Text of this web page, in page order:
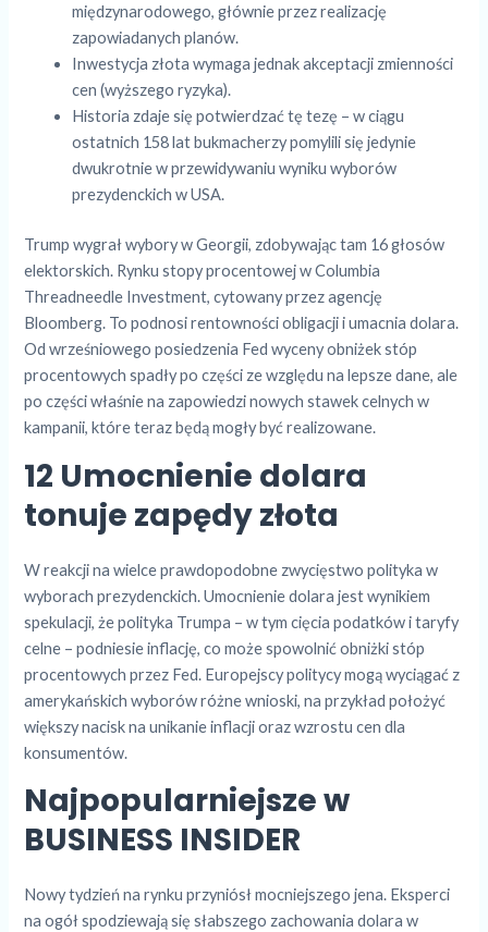
międzynarodowego, głównie przez realizację
zapowiadanych planów.
Inwestycja złota wymaga jednak akceptacji zmienności
cen (wyższego ryzyka).
Historia zdaje się potwierdzać tę tezę – w ciągu
ostatnich 158 lat bukmacherzy pomylili się jedynie
dwukrotnie w przewidywaniu wyniku wyborów
prezydenckich w USA.
Trump wygrał wybory w Georgii, zdobywając tam 16 głosów
elektorskich. Rynku stopy procentowej w Columbia
Threadneedle Investment, cytowany przez agencję
Bloomberg. To podnosi rentowności obligacji i umacnia dolara.
Od wrześniowego posiedzenia Fed wyceny obniżek stóp
procentowych spadły po części ze względu na lepsze dane, ale
po części właśnie na zapowiedzi nowych stawek celnych w
kampanii, które teraz będą mogły być realizowane.
12 Umocnienie dolara
tonuje zapędy złota
W reakcji na wielce prawdopodobne zwycięstwo polityka w
wyborach prezydenckich. Umocnienie dolara jest wynikiem
spekulacji, że polityka Trumpa – w tym cięcia podatków i taryfy
celne – podniesie inflację, co może spowolnić obniżki stóp
procentowych przez Fed. Europejscy politycy mogą wyciągać z
amerykańskich wyborów różne wnioski, na przykład położyć
większy nacisk na unikanie inflacji oraz wzrostu cen dla
konsumentów.
Najpopularniejsze w
BUSINESS INSIDER
Nowy tydzień na rynku przyniósł mocniejszego jena. Eksperci
na ogół spodziewają się słabszego zachowania dolara w